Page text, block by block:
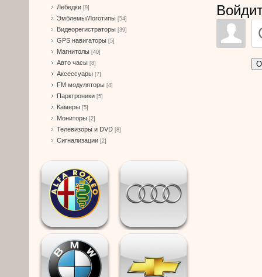
Лебедки [9]
Эмблемы/Логотипы [54]
Видеорегистраторы [39]
GPS навигаторы [5]
Магнитолы [40]
Авто часы [8]
Аксессуары [7]
FM модуляторы [4]
Парктроники [5]
Камеры [5]
Мониторы [2]
Телевизоры и DVD [8]
Сигнализации [2]